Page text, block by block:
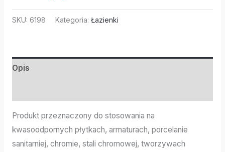
SKU: 6198 Kategoria: Łazienki
Opis
Produkt przeznaczony do stosowania na
kwasoodpornych płytkach, armaturach, porcelanie
sanitarniej, chromie, stali chromowej, tworzywach